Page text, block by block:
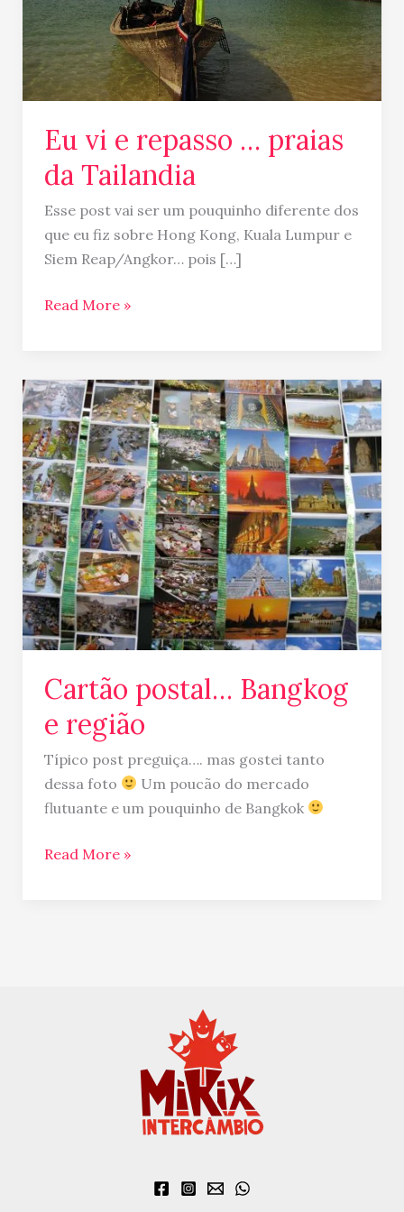
Eu vi e repasso … praias
da Tailandia
Esse post vai ser um pouquinho diferente dos
que eu fiz sobre Hong Kong, Kuala Lumpur e
Siem Reap/Angkor… pois […]
Tailandia
Read More »
Cartão postal… Bangkog
e região
Típico post preguiça…. mas gostei tanto
dessa foto
Um poucão do mercado
flutuante e um pouquinho de Bangkok
Cartão
postal…
Bangkog
e
região
Read More »